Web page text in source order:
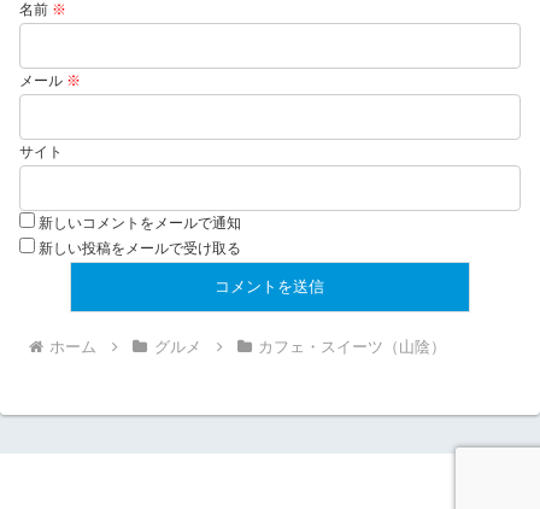
名前 ※
メール ※
サイト
新しいコメントをメールで通知
新しい投稿をメールで受け取る
ホーム グルメ カフェ・スイーツ（山陰）